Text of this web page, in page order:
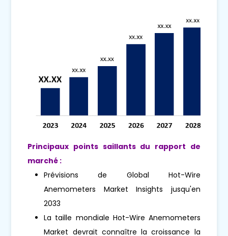
Principaux points saillants du rapport de
marché :
Prévisions de Global Hot-Wire
Anemometers Market Insights jusqu'en
2033
La taille mondiale Hot-Wire Anemometers
Market devrait connaître la croissance la